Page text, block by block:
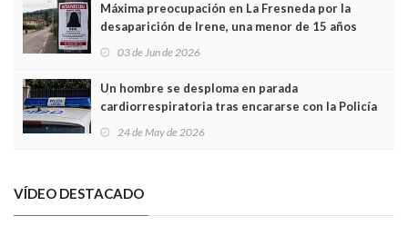
Máxima preocupación en La Fresneda por la
desaparición de Irene, una menor de 15 años
03 de Jun de 2026
Un hombre se desploma en parada
cardiorrespiratoria tras encararse con la Policía
Local en Luanco
24 de May de 2026
VÍDEO DESTACADO